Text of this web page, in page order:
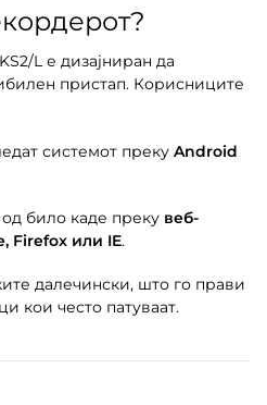
L е дизајниран да
пристап. Корисниците
системот преку Android
било каде преку веб-
Firefox или IE.
далечински, што го прави
кои често патуваат.